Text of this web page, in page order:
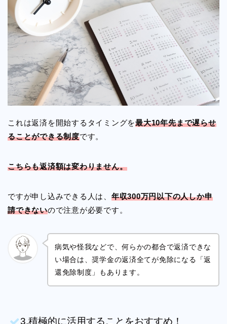
これは返済を開始するタイミングを最大10年先まで遅らせ
ることができる制度です。
こちらも返済額は変わりません。
ですが申し込みできる人は、 年収300万円以下の人しか申
請できないので注意が必要です。
病気や怪我などで、何らかの都合で返済できな
い場合は、奨学金の返済全てが免除になる「返
還免除制度」もあります。
3.積極的に活用することをおすすめ！